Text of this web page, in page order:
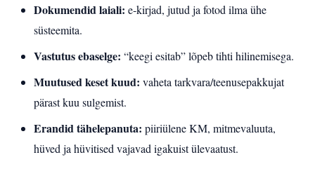
Dokumendid laiali: e‑kirjad, jutud ja fotod ilma ühe
süsteemita.
Vastutus ebaselge: “keegi esitab” lõpeb tihti hilinemisega.
Muutused keset kuud: vaheta tarkvara/teenusepakkujat
pärast kuu sulgemist.
Erandid tähelepanuta: piiriülene KM, mitmevaluuta,
hüved ja hüvitised vajavad igakuist ülevaatust.